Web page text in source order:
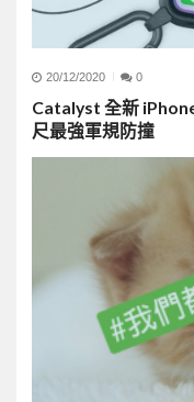
20/12/2020 0
Catalyst 全新
尺最強軍規防撞